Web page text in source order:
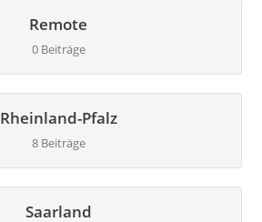
Remote
0 Beiträge
Rheinland-Pfalz
8 Beiträge
Saarland